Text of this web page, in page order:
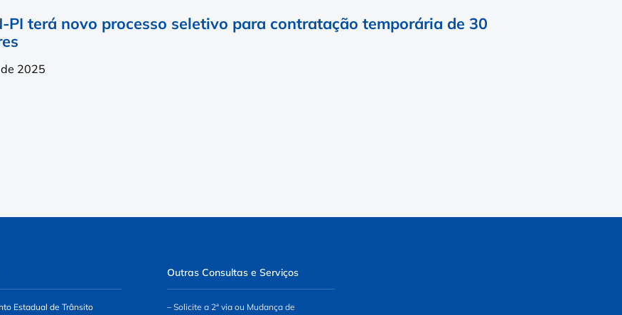
PI terá novo processo seletivo para contratação temporária de 30
2025
Estadual de Trânsito
Outras Consultas e Serviços
– Solicite a 2ª via ou Mudança de